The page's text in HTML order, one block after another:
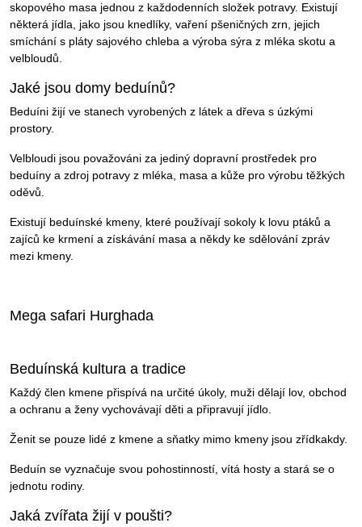
skopového masa jednou z každodenních složek potravy. Existují
některá jídla, jako jsou knedlíky, vaření pšeničných zrn, jejich
smíchání s pláty sajového chleba a výroba sýra z mléka skotu a
velbloudů.
Jaké jsou domy beduínů?
Beduíni žijí ve stanech vyrobených z látek a dřeva s úzkými
prostory.
Velbloudi jsou považováni za jediný dopravní prostředek pro
beduíny a zdroj potravy z mléka, masa a kůže pro výrobu těžkých
oděvů.
Existují beduínské kmeny, které používají sokoly k lovu ptáků a
zajíců ke krmení a získávání masa a někdy ke sdělování zpráv
mezi kmeny.
Mega safari Hurghada
Beduínská kultura a tradice
Každý člen kmene přispívá na určité úkoly, muži dělají lov, obchod
a ochranu a ženy vychovávají děti a připravují jídlo.
Ženit se pouze lidé z kmene a sňatky mimo kmeny jsou zřídkakdy.
Beduín se vyznačuje svou pohostinností, vítá hosty a stará se o
jednotu rodiny.
Jaká zvířata žijí v poušti?